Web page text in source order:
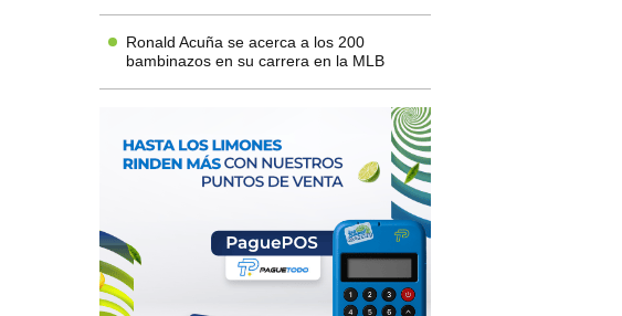
Ronald Acuña se acerca a los 200
bambinazos en su carrera en la MLB